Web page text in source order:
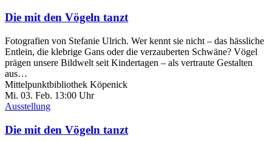
Die mit den Vögeln tanzt
Fotografien von Stefanie Ulrich. Wer kennt sie nicht – das hässliche
Entlein, die klebrige Gans oder die verzauberten Schwäne? Vögel
prägen unsere Bildwelt seit Kindertagen – als vertraute Gestalten
aus…
Mittelpunktbibliothek Köpenick
Mi. 03. Feb. 13:00 Uhr
Ausstellung
Die mit den Vögeln tanzt